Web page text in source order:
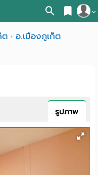
มาชิก
ต
อ.เมืองภูเก็ต
รูปภาพ